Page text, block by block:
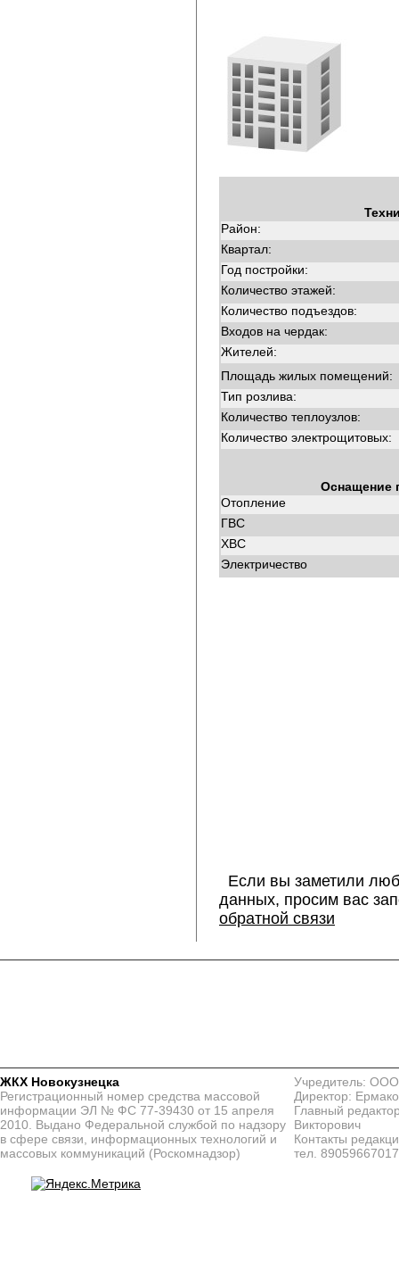
Район:
Квартал:
Год постройки:
Количество этажей:
Количество подъездов:
Входов на чердак:
Жителей:
Площадь жилых помещений:
Тип розлива:
Количество теплоузлов:
Количество электрощитовых:
Оснащение
Отопление
ГВС
ХВС
Электричество
Если вы заметили
данных, просим вас
обратной связи
ЖКХ Новокузнецка
Регистрационный номер средства массовой
информации ЭЛ № ФС 77-39430 от 15 апреля
2010. Выдано Федеральной службой по надзору
в сфере связи, информационных технологий и
массовых коммуникаций (Роскомнадзор)
Учредитель:
Директор:
Главный
Викторович
Контакты
тел. 89059667017